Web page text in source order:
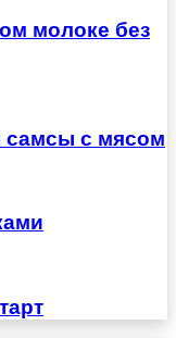
молоке без
самсы с мясом